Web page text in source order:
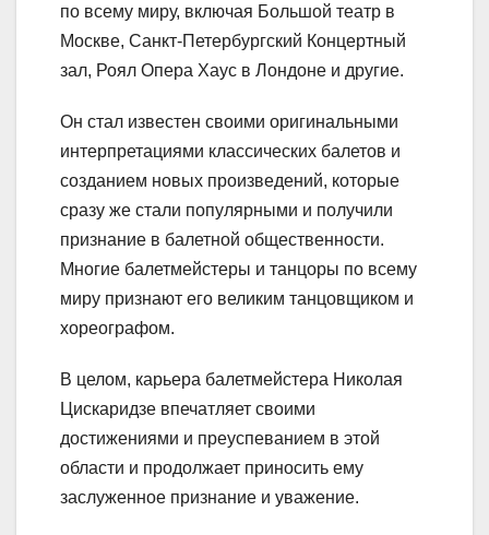
по всему миру, включая Большой театр в
Москве, Санкт-Петербургский Концертный
зал, Роял Опера Хаус в Лондоне и другие.
Он стал известен своими оригинальными
интерпретациями классических балетов и
созданием новых произведений, которые
сразу же стали популярными и получили
признание в балетной общественности.
Многие балетмейстеры и танцоры по всему
миру признают его великим танцовщиком и
хореографом.
В целом, карьера балетмейстера Николая
Цискаридзе впечатляет своими
достижениями и преуспеванием в этой
области и продолжает приносить ему
заслуженное признание и уважение.